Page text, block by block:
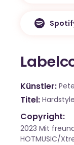
Künstler
Titel
Copyright:
2023 Mit
HOTMUSIC/